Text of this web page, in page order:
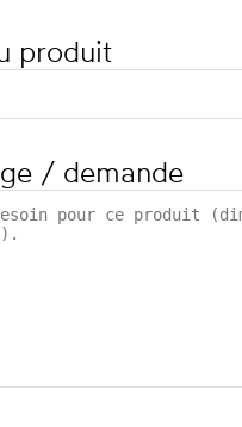
produit
/ demande